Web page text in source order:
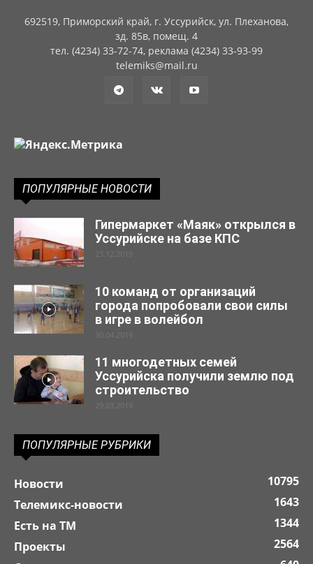
692519, Приморский край, г. Уссурийск, ул. Плеханова,
зд. 85в, помещ. 4
тел. (4234) 33-72-74, реклама (4234) 33-93-99
telemiks@mail.ru
ПОПУЛЯРНЫЕ НОВОСТИ
Гипермаркет «Маяк» открылся в
Уссурийске на базе КПС
23.12.2019
10 команд от организаций
города попробовали свои силы
в игре в волейбол
30.04.2019
11 многодетных семей
Уссурийска получили землю под
строительство
29.03.2019
ПОПУЛЯРНЫЕ РУБРИКИ
Новости
10795
Телемикс-новости
1643
Есть на ТМ
1344
Проекты
2564